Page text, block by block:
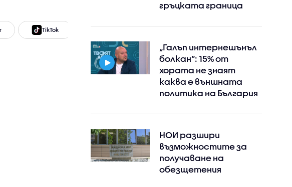
TikTok
гръцката граница
„Галъп интернешънъл
болкан“: 15% от
хората не знаят
каква е външната
политика на България
НОИ разшири
възможностите за
получаване на
обезщетения